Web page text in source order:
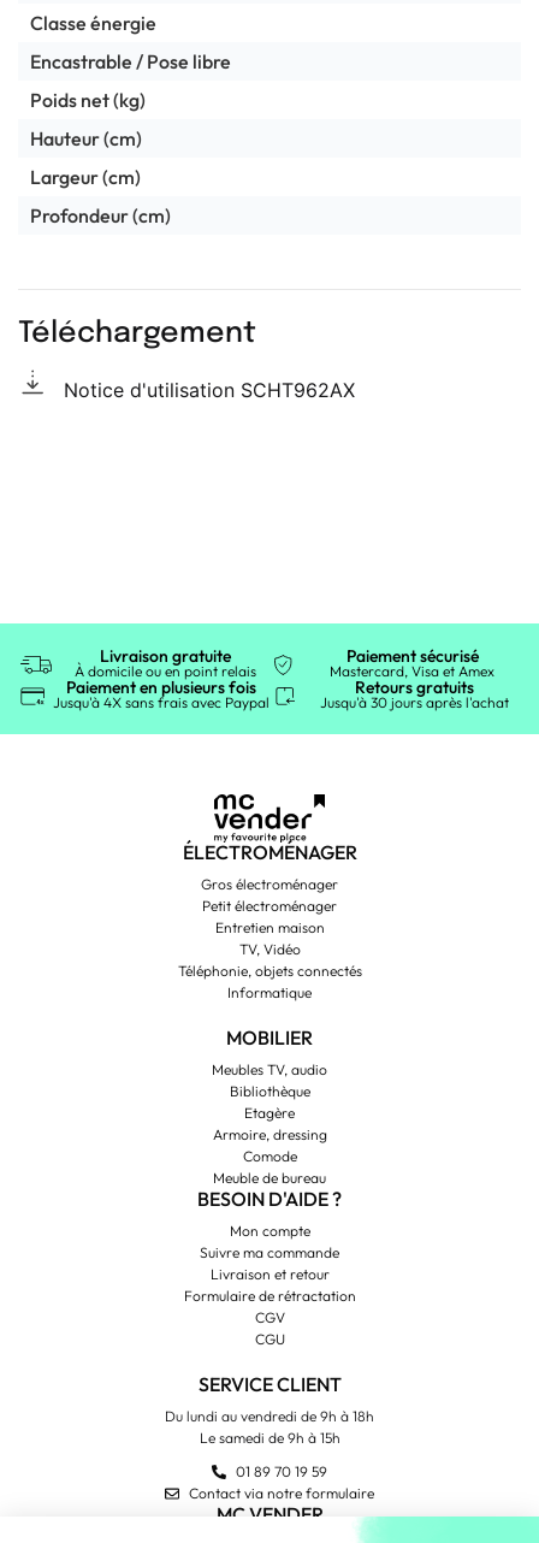
Classe énergie
Encastrable / Pose libre
Poids net (kg)
Hauteur (cm)
Largeur (cm)
Profondeur (cm)
Téléchargement
Notice d'utilisation SCHT962AX
Livraison gratuite
À domicile ou en point relais
Paiement sécurisé
Mastercard, Visa et Amex
Paiement en plusieurs fois
Jusqu'à 4X sans frais avec Paypal
Retours gratuits
Jusqu'à 30 jours après l'achat
ÉLECTROMÉNAGER
Gros électroménager
Petit électroménager
Entretien maison
TV, Vidéo
Téléphonie, objets connectés
Informatique
MOBILIER
Meubles TV, audio
Bibliothèque
Etagère
Armoire, dressing
Comode
Meuble de bureau
BESOIN D'AIDE ?
Mon compte
Suivre ma commande
Livraison et retour
Formulaire de rétractation
CGV
CGU
SERVICE CLIENT
Du lundi au vendredi de 9h à 18h
Le samedi de 9h à 15h
01 89 70 19 59
Contact via notre formulaire
MC VENDER